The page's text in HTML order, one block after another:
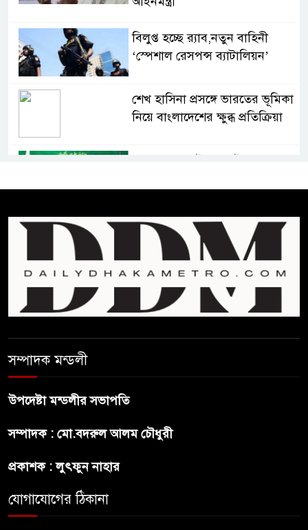
বিলুপ্ত হচ্ছে র‍্যাব,নতুন বাহিনী
‘স্পেশাল রেসপন্স ব্যাটালিয়ন’
শেখ হাসিনা প্রসঙ্গে ভারতের ভূমিকা
নিয়ে বাংলাদেশের ক্ষুব্ধ প্রতিক্রিয়া
বাংলাদেশে আইএস আইয়ের অবাধ
সাকিবকে সমর্থন করায় অনুতপ্ত
আসিফ আকবর ক্ষমা চাইলেন
কমনওয়েথ গেমসে পদক শুন্যতা
ঘুচানোর আক্ষেপে বাংলাদেশ
জনগনের অধিকার আদায়ে এসেছিঃ
সম্পাদক মন্ডলী
উপদেষ্টা মন্ডলীর সভাপতি
সম্পাদক : মো.বদরুল আলম চৌধুরী
প্রকাশক : লুৎফুন নাহার
যোগাযোগের ঠিকানা